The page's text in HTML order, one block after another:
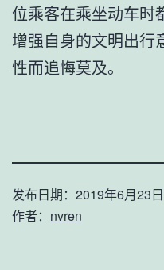
位乘客在乘坐动车时
增强自身的文明出行
性而追悔莫及。
发布日期： 2019年6月23日
作者： nvren